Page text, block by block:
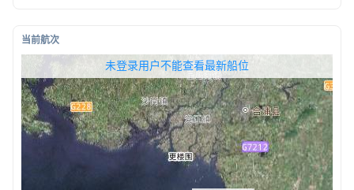
当前航次
未登录用户不能查看最新船位
无权查看最新船位，请联系开通